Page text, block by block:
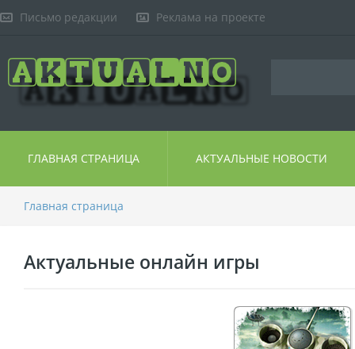
Письмо редакции Реклама на проекте
ГЛАВНАЯ СТРАНИЦА АКТУАЛЬНЫЕ НОВОСТИ
Главная страница
Актуальные онлайн игры